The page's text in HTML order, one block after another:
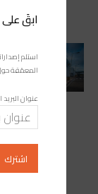
ابقَ على
استلم
المعمّقة حول
عنوان البريد